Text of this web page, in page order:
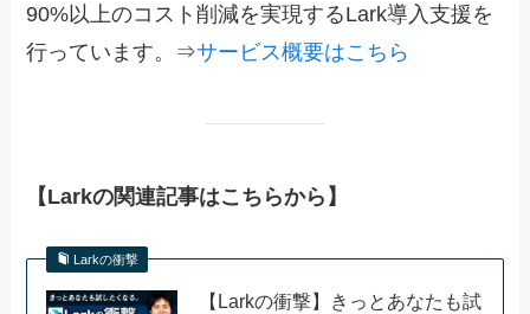
90%以上のコスト削減を実現するLark導入支援を
行っています。⇒サービス概要はこちら
【Larkの関連記事はこちらから】
Larkの衝撃
【Larkの衝撃】きっとあなたも試